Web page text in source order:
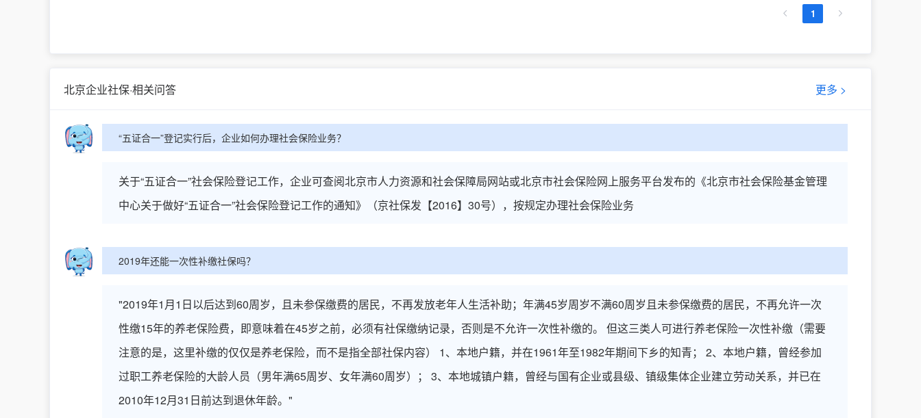
1
北京企业社保·相关问答 更多 >
“五证合一”登记实行后，企业如何办理社会保险业务？
关于“五证合一”社会保险登记工作，企业可查阅北京市人力资源和社会保障局网站或北京市社会保险网上服务平台发布的《北京市社会保险基金管理
中心关于做好“五证合一”社会保险登记工作的通知》（京社保发【2016】30号），按规定办理社会保险业务
2019年还能一次性补缴社保吗？
"2019年1月1日以后达到60周岁，且未参保缴费的居民，不再发放老年人生活补助；年满45岁周岁不满60周岁且未参保缴费的居民，不再允许一次
性缴15年的养老保险费，即意味着在45岁之前，必须有社保缴纳记录，否则是不允许一次性补缴的。 但这三类人可进行养老保险一次性补缴（需要
注意的是，这里补缴的仅仅是养老保险，而不是指全部社保内容） 1、本地户籍，并在1961年至1982年期间下乡的知青； 2、本地户籍，曾经参加
过职工养老保险的大龄人员（男年满65周岁、女年满60周岁）； 3、本地城镇户籍，曾经与国有企业或县级、镇级集体企业建立劳动关系，并已在
2010年12月31日前达到退休年龄。"